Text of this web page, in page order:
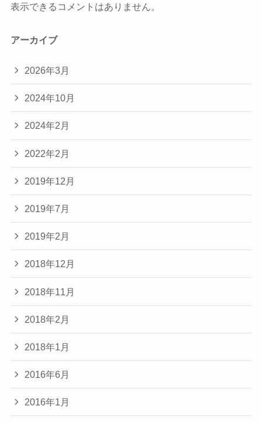
表示できるコメントはありません。
アーカイブ
2026年3月
2024年10月
2024年2月
2022年2月
2019年12月
2019年7月
2019年2月
2018年12月
2018年11月
2018年2月
2018年1月
2016年6月
2016年1月